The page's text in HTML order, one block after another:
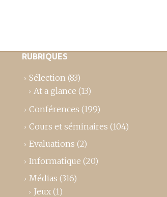
RUBRIQUES
Sélection (83)
At a glance (13)
Conférences (199)
Cours et séminaires (104)
Evaluations (2)
Informatique (20)
Médias (316)
Jeux (1)